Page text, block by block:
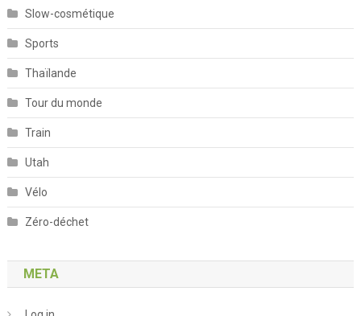
Slow-cosmétique
Sports
Thaïlande
Tour du monde
Train
Utah
Vélo
Zéro-déchet
META